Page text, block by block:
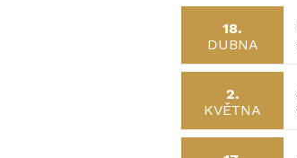
18.
DUBNA
2.
KVĚTNA